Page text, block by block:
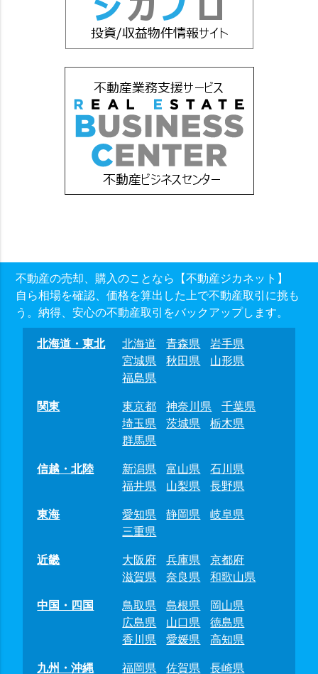
不動産の売却、購入のことなら【不動産ジカネット】
自ら相場を確認、価格を算出した上で不動産取引に挑も
う。納得、安心の不動産取引をバックアップします。
北海道・東北 北海道 青森県
岩手県
宮城県
秋田県
山形県
福島県
関東
東京都 神奈川県
千葉県
埼玉県
茨城県
栃木県
群馬県
信越・北陸
新潟県 富山県
石川県
福井県
山梨県
長野県
東海
愛知県 静岡県
岐阜県
三重県
近畿
大阪府 兵庫県
京都府
滋賀県
奈良県
和歌山県
中国・四国
鳥取県 島根県
岡山県
広島県
山口県
徳島県
香川県
愛媛県
高知県
九州・沖縄
福岡県 佐賀県 長崎県